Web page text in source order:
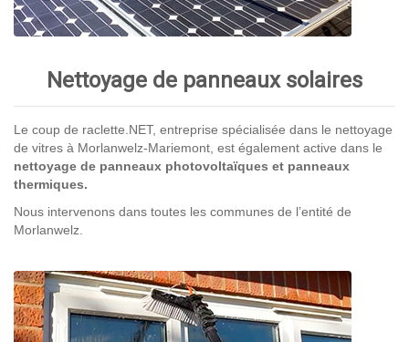
Nettoyage de panneaux solaires
Le coup de raclette.NET, entreprise spécialisée dans le nettoyage
de vitres à Morlanwelz-Mariemont, est également active dans le
nettoyage de panneaux photovoltaïques et panneaux
thermiques.
Nous intervenons dans toutes les communes de l’entité de
Morlanwelz.